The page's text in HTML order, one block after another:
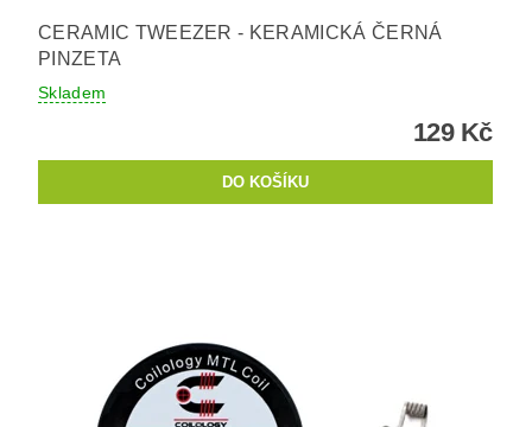
CERAMIC TWEEZER - KERAMICKÁ ČERNÁ
PINZETA
Skladem
129 Kč